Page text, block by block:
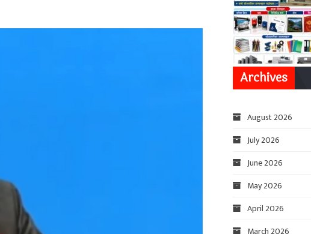
Archives
August 2026
July 2026
June 2026
May 2026
April 2026